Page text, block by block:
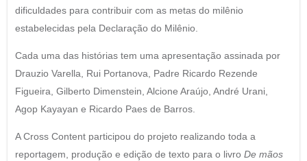
dificuldades para contribuir com as metas do milênio
estabelecidas pela Declaração do Milênio.
Cada uma das histórias tem uma apresentação assinada por
Drauzio Varella, Rui Portanova, Padre Ricardo Rezende
Figueira, Gilberto Dimenstein, Alcione Araújo, André Urani,
Agop Kayayan e Ricardo Paes de Barros.
A Cross Content participou do projeto realizando toda a
reportagem, produção e edição de texto para o livro De mãos